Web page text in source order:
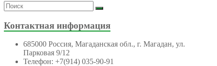
Контактная информация
685000 Россия, Магаданская обл., г. Магадан, ул.
Парковая 9/12
Телефон: +7(914) 035-90-91